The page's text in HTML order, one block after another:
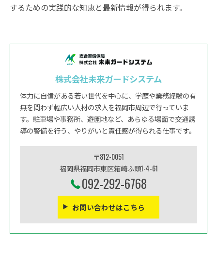
するための実践的な知恵と最新情報が得られます。
株式会社未来ガードシステム
体力に自信がある若い世代を中心に、学歴や業務経験の有
無を問わず幅広い人材の求人を福岡市周辺で行っていま
す。駐車場や事務所、遊園地など、あらゆる場面で交通誘
導の警備を行う、やりがいと責任感が得られる仕事です。
〒812-0051
福岡県福岡市東区箱崎ふ頭1-4-61
092-292-6768
お問い合わせはこちら